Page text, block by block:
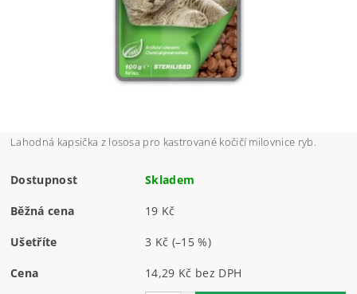
Lahodná kapsička z lososa pro kastrované kočičí milovnice ryb.
Dostupnost Skladem
Běžná cena 19 Kč
Ušetříte 3 Kč (–15 %)
Cena 14,29 Kč bez DPH